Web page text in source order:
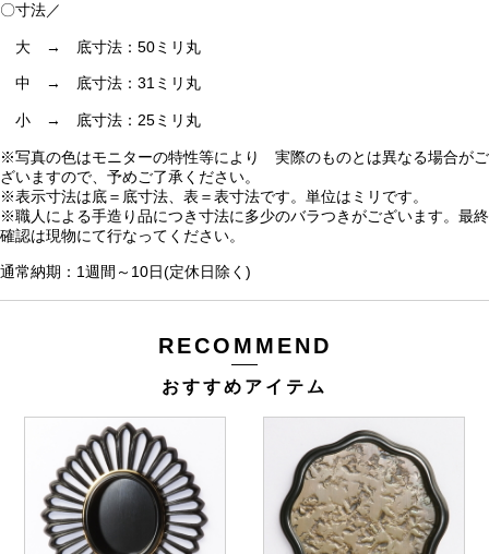
〇寸法／
大 → 底寸法：50ミリ丸
中 → 底寸法：31ミリ丸
小 → 底寸法：25ミリ丸
※写真の色はモニターの特性等により 実際のものとは異なる場合がご
ざいますので、予めご了承ください。
※表示寸法は底＝底寸法、表＝表寸法です。単位はミリです。
※職人による手造り品につき寸法に多少のバラつきがございます。最終
確認は現物にて行なってください。
通常納期：1週間～10日(定休日除く)
RECOMMEND
おすすめアイテム